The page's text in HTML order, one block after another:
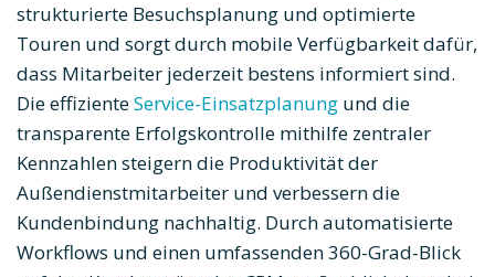
strukturierte Besuchsplanung und optimierte
Touren und sorgt durch mobile Verfügbarkeit dafür,
dass Mitarbeiter jederzeit bestens informiert sind.
Die effizienteService-Einsatzplanung und die
transparente Erfolgskontrolle mithilfe zentraler
Kennzahlen steigern die Produktivität der
Außendienstmitarbeiter und verbessern die
Kundenbindung nachhaltig. Durch automatisierte
Workflows und einen umfassenden 360-Grad-Blick